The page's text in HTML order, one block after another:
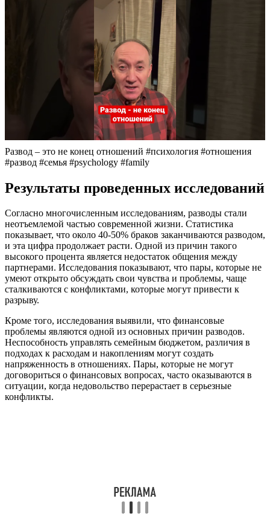
Развод – это не конец отношений #психология #отношения
#развод #семья #psychology #family
Результаты проведенных исследований
Согласно многочисленным исследованиям, разводы стали
неотъемлемой частью современной жизни. Статистика
показывает, что около 40-50% браков заканчиваются разводом,
и эта цифра продолжает расти. Одной из причин такого
высокого процента является недостаток общения между
партнерами. Исследования показывают, что пары, которые не
умеют открыто обсуждать свои чувства и проблемы, чаще
сталкиваются с конфликтами, которые могут привести к
разрыву.
Кроме того, исследования выявили, что финансовые
проблемы являются одной из основных причин разводов.
Неспособность управлять семейным бюджетом, различия в
подходах к расходам и накоплениям могут создать
напряженность в отношениях. Пары, которые не могут
договориться о финансовых вопросах, часто оказываются в
ситуации, когда недовольство перерастает в серьезные
конфликты.